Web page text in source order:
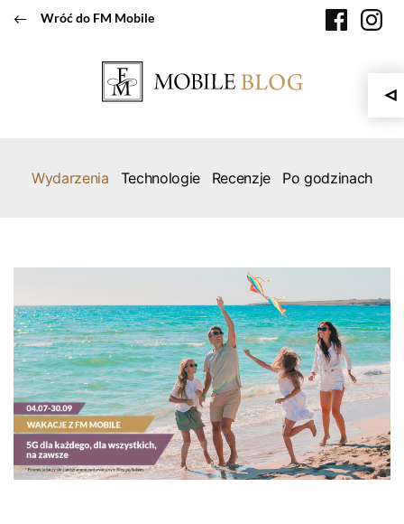
Wróć do FM Mobile facebook
Wydarzenia Technologie Recenzje Po godzinach